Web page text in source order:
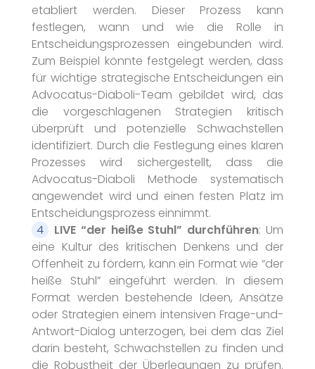
etabliert werden. Dieser Prozess kann
festlegen, wann und wie die Rolle in
Entscheidungsprozessen eingebunden wird.
Zum Beispiel könnte festgelegt werden, dass
für wichtige strategische Entscheidungen ein
Advocatus-Diaboli-Team gebildet wird, das
die vorgeschlagenen Strategien kritisch
überprüft und potenzielle Schwachstellen
identifiziert. Durch die Festlegung eines klaren
Prozesses wird sichergestellt, dass die
Advocatus-Diaboli Methode systematisch
angewendet wird und einen festen Platz im
Entscheidungsprozess einnimmt.
LIVE “der heiße Stuhl” durchführen: Um
eine Kultur des kritischen Denkens und der
Offenheit zu fördern, kann ein Format wie “der
heiße Stuhl” eingeführt werden. In diesem
Format werden bestehende Ideen, Ansätze
oder Strategien einem intensiven Frage-und-
Antwort-Dialog unterzogen, bei dem das Ziel
darin besteht, Schwachstellen zu finden und
die Robustheit der Überlegungen zu prüfen.